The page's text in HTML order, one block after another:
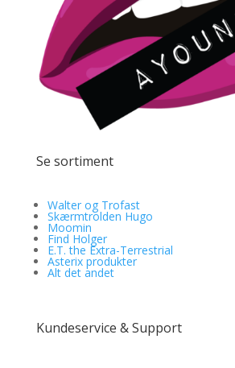
Se sortiment
Walter og Trofast
Skærmtrolden Hugo
Moomin
Find Holger
E.T. the Extra-Terrestrial
Asterix produkter
Alt det andet
Kundeservice & Support